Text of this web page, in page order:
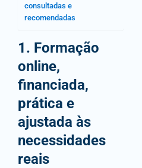
consultadas e
recomendadas
1. Formação
online,
financiada,
prática e
ajustada às
necessidades
reais